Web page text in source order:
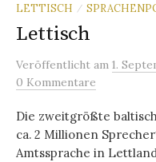
LETTISCH /
Lettisch
Veröffentlicht am 1.
0 Kommentare
Die zweitgrößte
ca. 2 Millionen
Amtssprache in